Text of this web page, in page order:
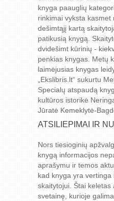
knyga paauglių
rinkimai vyksta
dešimtąjį kartą
patikusią knygą.
dvidešimt kūrinių -
penkias knygas. Metų
laimėjusias knygas
„Ekslibris.lt“ sukurtu
Specialų atspaudą
kultūros istorikė
Jūratė Kemeklytė-
ATSILIEPIMAI IR
Nors tiesioginių
knygą informacijos
aprašymu ir temos
kad knyga yra vertinga
skaitytojui. Štai keletas
svetainę, kurioje